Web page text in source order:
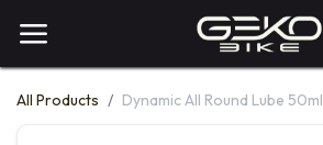
All Products Dynamic All Round Lube 50ml